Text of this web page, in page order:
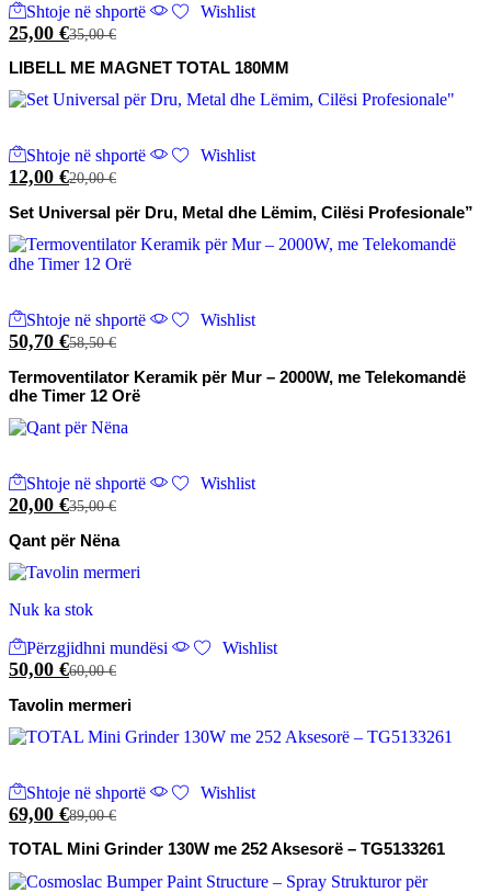
Shtoje në shportë Wishlist
25,00 €35,00€
LIBELL ME MAGNET TOTAL 180MM
Shtoje në shportë Wishlist
12,00 €20,00€
Set Universal për Dru, Metal dhe Lëmim, Cilësi Profesionale”
Shtoje në shportë Wishlist
50,70 €58,50€
Termoventilator Keramik për Mur – 2000W, me Telekomandë
dhe Timer 12 Orë
Shtoje në shportë Wishlist
20,00 €35,00€
Qant për Nëna
Nuk ka stok
Përzgjidhni mundësi produkt
Mundësitë
mund
zgjidhen
e
Wishlist
50,00 €60,00€
Tavolin mermeri
Shtoje në shportë Wishlist
69,00 €89,00€
TOTAL Mini Grinder 130W me 252 Aksesorë – TG5133261